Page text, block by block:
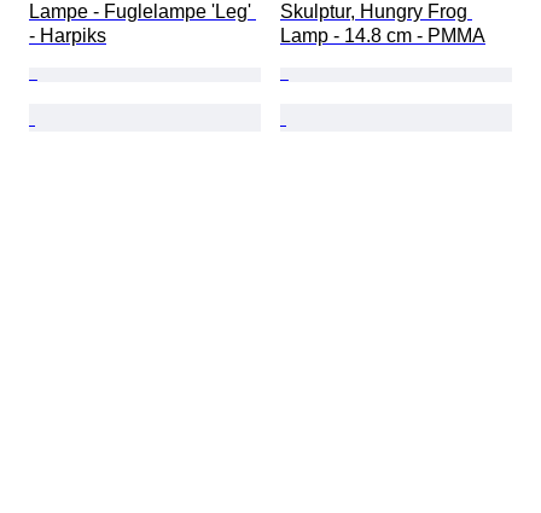
Lampe - Fuglelampe 'Leg'
- Harpiks
Skulptur, Hungry Frog
Lamp - 14.8 cm - PMMA